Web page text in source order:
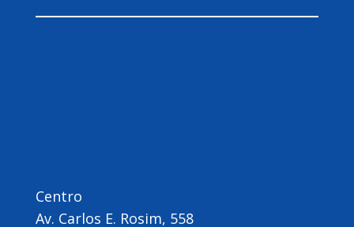
Centro
Av. Carlos E. Rosim, 558